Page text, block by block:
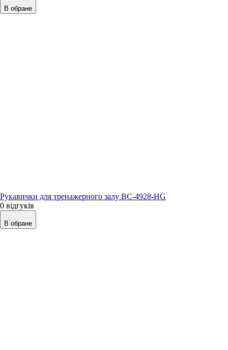
В обране
Рукавички для тренажерного залу BC-4928-HG
0 відгуків
В обране